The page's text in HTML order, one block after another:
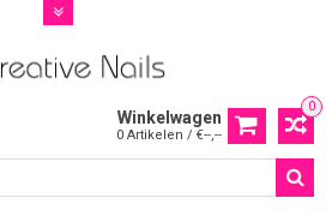
0
Winkelwagen
0 Artikelen / €--,--